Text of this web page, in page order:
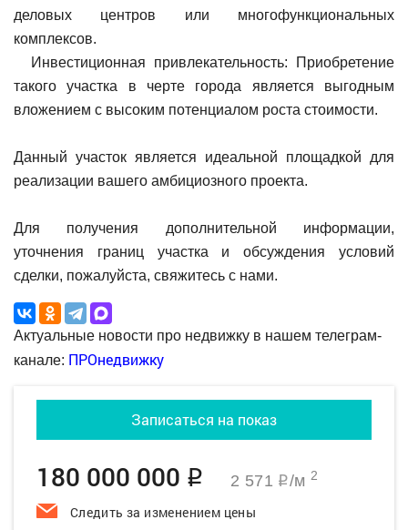
деловых центров или многофункциональных
комплексов.
Инвестиционная привлекательность: Приобретение
такого участка в черте города является выгодным
вложением с высоким потенциалом роста стоимости.
Данный участок является идеальной площадкой для
реализации вашего амбициозного проекта.
Для получения дополнительной информации,
уточнения границ участка и обсуждения условий
сделки, пожалуйста, свяжитесь с нами.
Актуальные новости про недвижку в нашем телеграм-
канале: ПРОнедвижку
Записаться на показ
180 000 000 q 2 571 q/м 2
Следить за изменением цены